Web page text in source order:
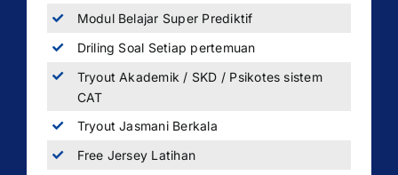
Modul Belajar Super Prediktif
Driling Soal Setiap pertemuan
Tryout Akademik / SKD / Psikotes sistem
CAT
Tryout Jasmani Berkala
Free Jersey Latihan